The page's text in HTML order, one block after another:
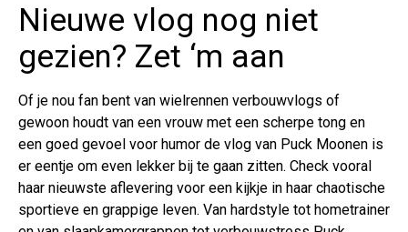
Nieuwe vlog nog niet
gezien? Zet ‘m aan
Of je nou fan bent van wielrennen verbouwvlogs of
gewoon houdt van een vrouw met een scherpe tong en
een goed gevoel voor humor de vlog van Puck Moonen is
er eentje om even lekker bij te gaan zitten. Check vooral
haar nieuwste aflevering voor een kijkje in haar chaotische
sportieve en grappige leven. Van hardstyle tot hometrainer